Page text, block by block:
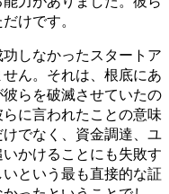
けです。
しなかったスタートア
ん。それは、根底にあ
らを破滅させていたの
に言われたことの意味
でなく、資金調達、ユ
かけることにも失敗す
という最も直接的な証